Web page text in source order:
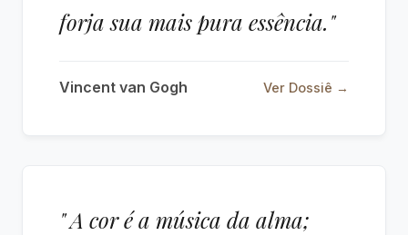
forja sua mais pura essência."
Vincent van Gogh Ver Dossiê →
" A cor é a música da alma;